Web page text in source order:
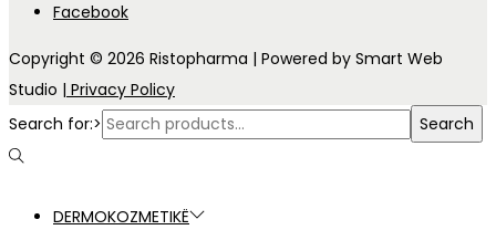
Facebook
Copyright © 2026 Ristopharma | Powered by Smart Web
Studio | Privacy Policy
Search for:>
Search
DERMOKOZMETIKË